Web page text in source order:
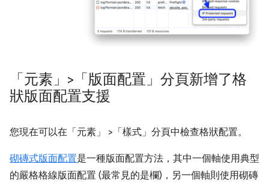
「元素」>「版面配置」分頁新增了格
狀版面配置支援
您現在可以在「元素」 >「樣式」 分頁中檢查格狀配置。
砌磚式版面配置是一種版面配置方法，其中一個軸使用典型
的嚴格格線版面配置 (最常見的是欄)，另一個軸則使用砌磚